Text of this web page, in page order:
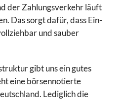
der Zahlungsverkehr läuft
Das sorgt dafür, dass Ein-
und sauber
gibt uns ein gutes
eine börsennotierte
Lediglich die